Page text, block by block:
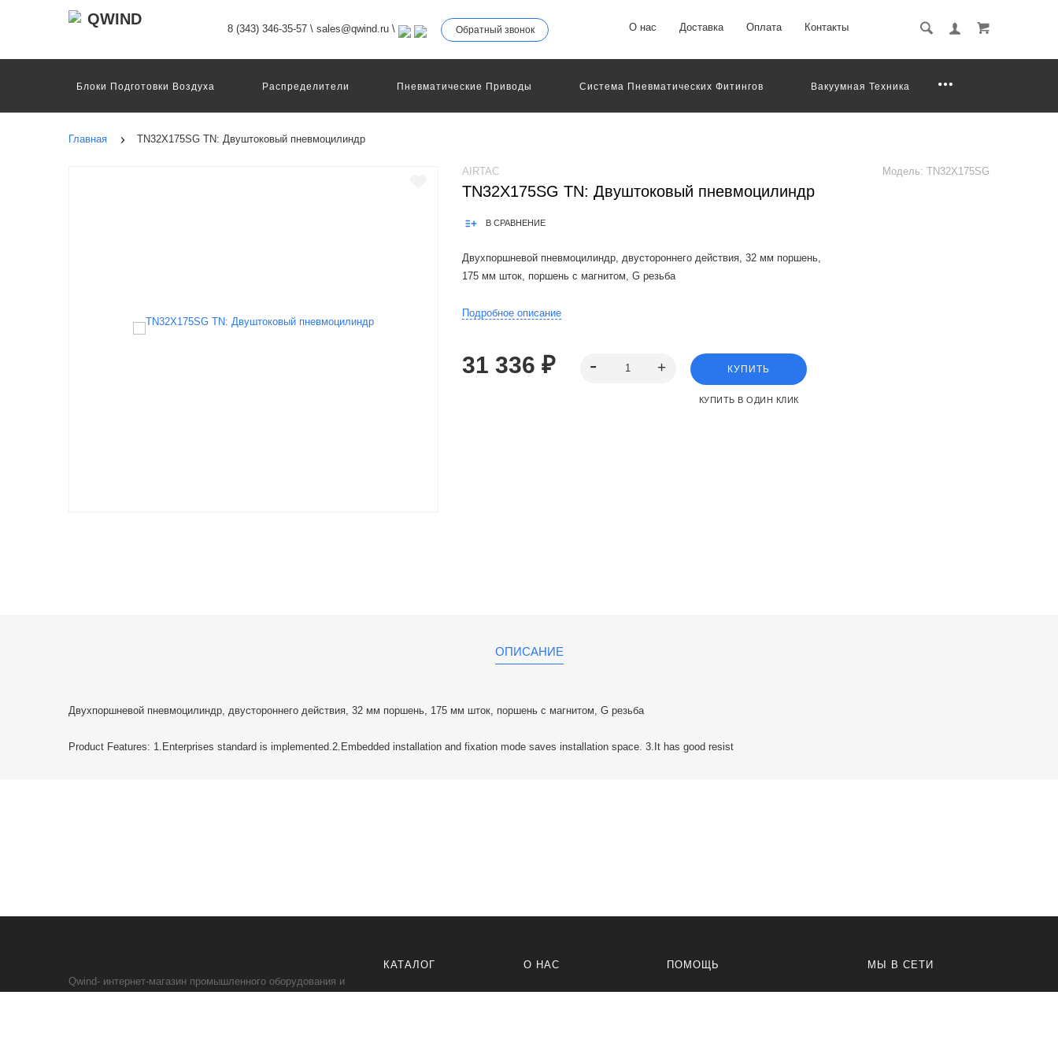
8 (343) 346-35-57 \ sales@qwind.ru \ Обратный звонок О нас Доставка Оплата Контакты
Блоки Подготовки Воздуха Распределители Пневматические Приводы Система Пневматических Фитингов Вакуумная Техника
Главная TN32X175SG TN: Двуштоковый пневмоцилиндр
Модель: TN32X175SG
AIRTAC
TN32X175SG TN: Двуштоковый пневмоцилиндр
В СРАВНЕНИЕ
Двухпоршневой пневмоцилиндр, двустороннего действия, 32 мм поршень,
175 мм шток, поршень с магнитом, G резьба
Product Features: 1.Enterprises standard is implemented.2.Embedded
Подробное описание
31 336 ₽ КУПИТЬ
КУПИТЬ В ОДИН КЛИК
ОПИСАНИЕ
Двухпоршневой пневмоцилиндр, двустороннего действия, 32 мм поршень, 175 мм шток, поршень с магнитом, G резьба
Product Features: 1.Enterprises standard is implemented.2.Embedded installation and fixation mode saves installation space. 3.It has good resist
КАТАЛОГ О НАС ПОМОЩЬ МЫ В СЕТИ
Qwind- интернет-магазин промышленного оборудования и